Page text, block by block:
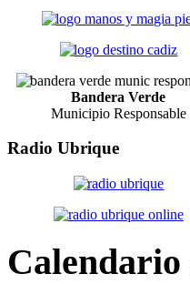
Bandera Verde
Municipio Responsable
Radio Ubrique
Calendario